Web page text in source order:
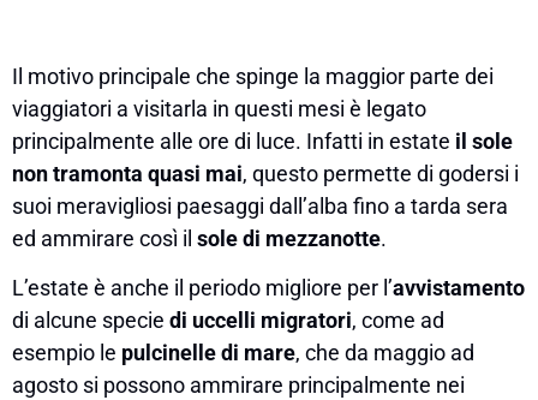
Il motivo principale che spinge la maggior parte dei
viaggiatori a visitarla in questi mesi è legato
principalmente alle ore di luce. Infatti in estate il sole
non tramonta quasi mai, questo permette di godersi i
suoi meravigliosi paesaggi dall’alba fino a tarda sera
ed ammirare così il sole di mezzanotte.
L’estate è anche il periodo migliore per l’avvistamento
di alcune specie di uccelli migratori, come ad
esempio le pulcinelle di mare, che da maggio ad
agosto si possono ammirare principalmente nei